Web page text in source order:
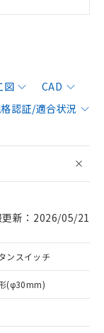
図
CAD
認証/適合状況
更新：2026/05/21
ンスイッチ
(φ30mm)